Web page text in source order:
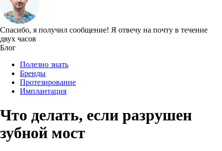
Спасибо, я получил сообщение! Я отвечу на почту в течение
двух часов
Блог
Полезно знать
Бренды
Протезирование
Имплантация
Что делать, если разрушен
зубной мост